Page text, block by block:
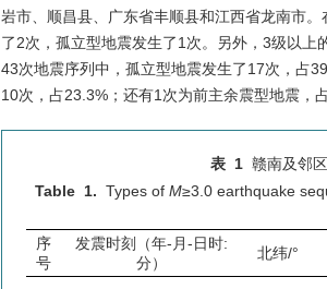
岩市、顺昌县、广东省丰顺县和江西省龙南市
了2次，孤立型地震发生了1次。另外，3级以
43次地震序列中，孤立型地震发生了17次，占
10次，占23.3%；还有1次为前主余震型地震，
表 1 赣南及邻
Table 1. Types ofM≥3.0 earthquake
序
号
发震时刻（年-月-日时:
分）
北纬/°